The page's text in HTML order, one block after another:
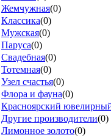
Жемчужная(0)
Классика(0)
Мужская(0)
Паруса(0)
Свадебная(0)
Тотемная(0)
Узел счастья(0)
Флора и фауна(0)
Красноярский
Другие производители(0)
Лимонное золото(0)